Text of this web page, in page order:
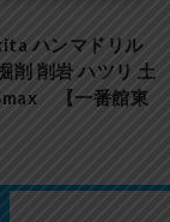
ハンマドリル
削 削岩 ハツリ 土
【一番館東